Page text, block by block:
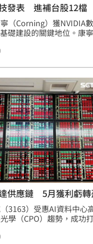
發表 進補台股12檔
（Corning）獲NVIDIA
礎建設的關鍵地位。康
次世代AI晶片高速傳輸與
與光通訊領域；面板大
璃基板與光纖需求激增
產業競逐的核心。
供應鏈 5月獲利虧轉
3163）受惠AI資料中心
學（CPO）趨勢，成功
波動過大，達公布注意交